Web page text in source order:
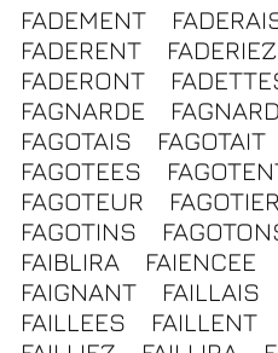
FADEMENT
FADERENT
FADERIEZ
FADERONT
FAGNARDE
FAGOTAIS
FAGOTAIT
FAGOTEES
FAGOTEUR
FAGOTIER
FAGOTINS
FAIBLIRA
FAIENCEE
FAIGNANT
FAILLAIS
FAILLEES
FAILLENT